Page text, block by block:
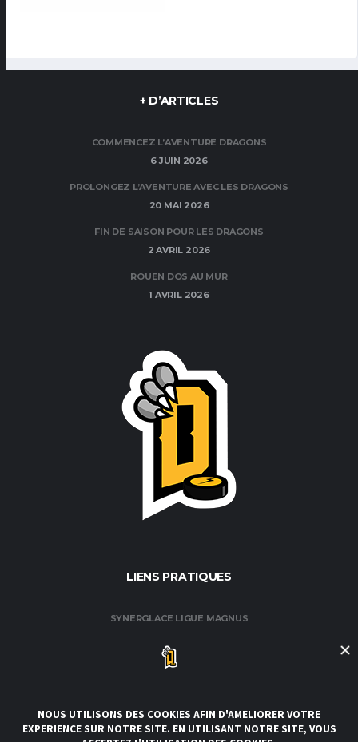
+ D’ARTICLES
COMMENCEZ L’AVENTURE DRAGONS
6 JUIN 2026
PROLONGEZ L’AVENTURE AVEC LES DRAGONS
20 MAI 2026
FIN DE SAISON POUR LES DRAGONS
2 AVRIL 2026
ROUEN DOS AU MUR
1 AVRIL 2026
LIENS PRATIQUES
SYNERGLACE LIGUE MAGNUS
FÉDÉRATION FRANÇAISE DE HOCKEY / GLACE
CLUB DE HOCKEY AMATEUR DE ROUEN
CONDITIONS GÉNÉRALES DE VENTE ET D’UTILISATION